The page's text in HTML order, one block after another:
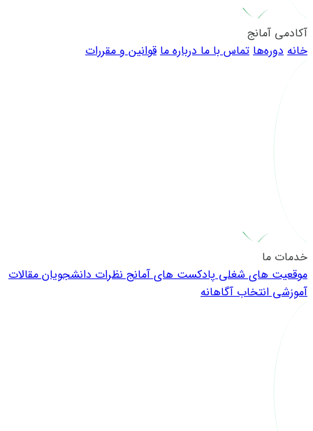
آکادمی آمانج
خانه دوره‌ها تماس با مادرباره ما قوانین و مقررات
خدمات ما
موقعیت های شغلیپادکست های آمانجنظرات دانشجویانمقالات
آموزشیانتخاب آگاهانه